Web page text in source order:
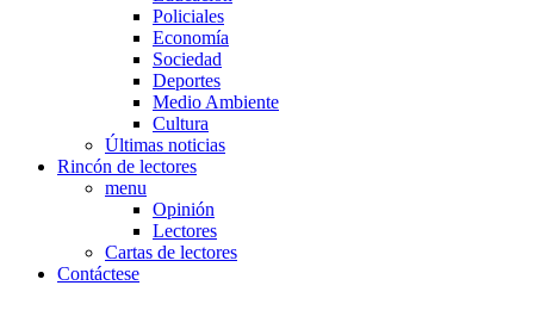
Policiales
Economía
Sociedad
Deportes
Medio Ambiente
Cultura
Últimas noticias
Rincón de lectores
menu
Opinión
Lectores
Cartas de lectores
Contáctese